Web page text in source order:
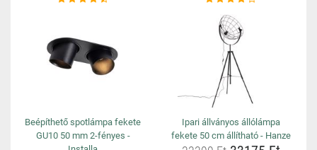
Beépíthető spotlámpa fekete
GU10 50 mm 2-fényes -
Ipari állványos állólámpa
fekete 50 cm állítható - Hanze